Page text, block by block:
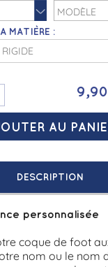
MATIÈRE :
DESCRIPTION
personnalisée
coque de foot
nom ou le nom